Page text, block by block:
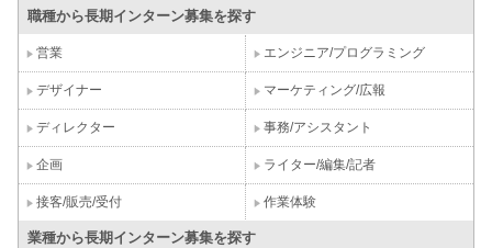
職種から長期インターン募集を探す
営業 エンジニア/プログラミング
デザイナー マーケティング/広報
ディレクター 事務/アシスタント
企画 ライター/編集/記者
接客/販売/受付 作業体験
業種から長期インターン募集を探す